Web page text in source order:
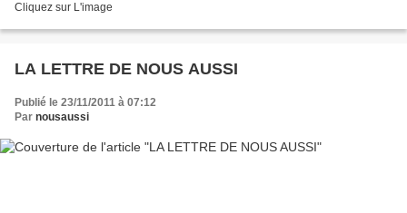
Cliquez sur L'image
LA LETTRE DE NOUS AUSSI
Publié le 23/11/2011 à 07:12
Par nousaussi